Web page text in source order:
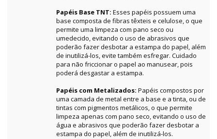
Papéis Base TNT: Esses papéis possuem uma
base composta de fibras têxteis e celulose, o que
permite uma limpeza com pano seco ou
umedecido, evitando o uso de abrasivos que
poderão fazer desbotar a estampa do papel, além
de inutilizá-los, evite também esfregar. Cuidado
para não friccionar o papel ao manusear, pois
poderá desgastar a estampa.
Papéis com Metalizados: Papéis compostos por
uma camada de metal entre a base e a tinta, ou de
tintas com pigmentos metálicos, o que permite
limpeza apenas com pano seco, evitando o uso de
água e abrasivos que poderão fazer desbotar a
estampa do papel, além de inutilizá-los.